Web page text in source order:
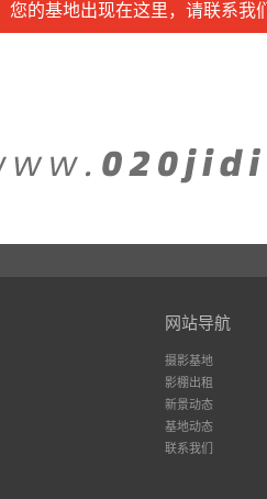
您的基地出现在这里，请联系我们
网站导航
摄影基地
影棚出租
新景动态
基地动态
联系我们